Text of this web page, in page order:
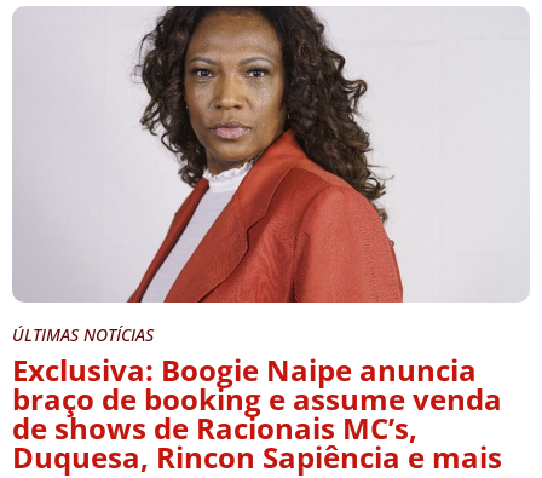
ÚLTIMAS NOTÍCIAS
Exclusiva: Boogie Naipe anuncia
braço de booking e assume venda
de shows de Racionais MC’s,
Duquesa, Rincon Sapiência e mais